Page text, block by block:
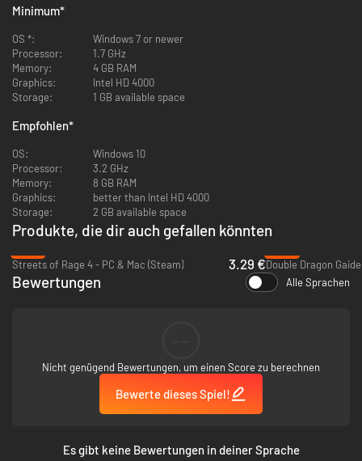
später wurde er wie sein Vater Detektiv, aufgewachsen im Glauben, dass
Trauer und sein Schmerz trieben ihn an den Rand des Wahnsinns und der
Blick in den Abgrund gab ihm Klarheit: Jetzt muss er den Mörder seiner
Schwester finden und bestrafen, egal wie viele Menschen sich ihm in den
Weg stellen.
Peppermints Besessenheit von Rache hat ihn in eine Tötungsmaschine
verwandelt. Nutze die unglaublich präzise Steuerung, um Combos zu
choreografieren und jeden zu zerstören, der sich ihm in den Weg stellt.
Führe brutale Fatality-Moves durch. Improvisiere Waffen und prügle auf
Öfen … alles kann der kriminellen Karriere eines Gauners ein brutal-
Minimum*
OS *:
Windows 7 or newer
Processor:
1.7 GHz
Memory:
4 GB RAM
Graphics:
Intel HD 4000
Storage:
1 GB available space
Empfohlen*
OS:
Windows 10
Processor:
3.2 GHz
Memory:
8 GB RAM
Graphics:
better than Intel HD 4000
Storage:
2 GB available space
Produkte, die dir auch gefallen könnten
Streets of Rage 4 - PC & Mac (Steam)
3.29 €
Bewertungen Alle Sprachen
Nicht genügend Bewertungen, um einen Score zu berechnen
Bewerte dieses Spiel!
Es gibt keine Bewertungen in deiner Sprache